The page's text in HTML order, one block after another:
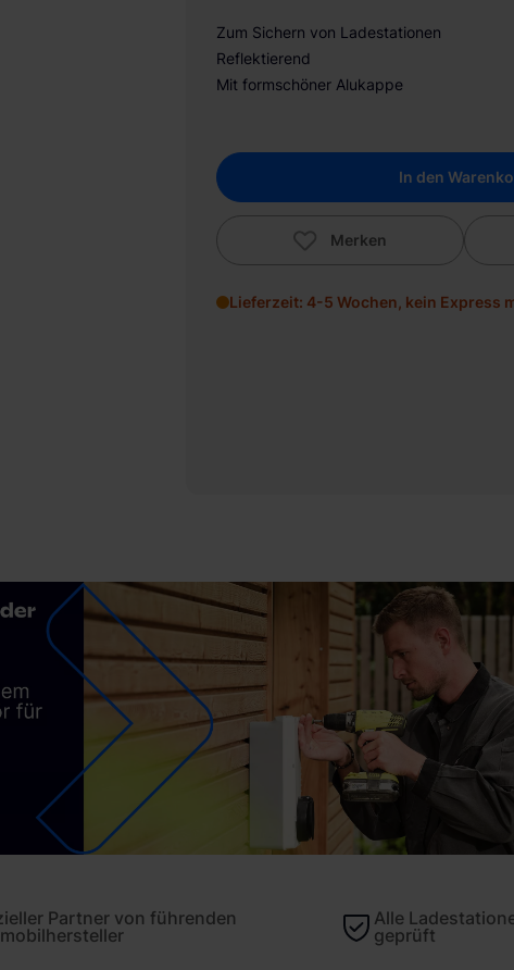
Zum Sichern von Ladestationen
Reflektierend
Mit formschöner Alukappe
In den
Merken
Lieferzeit: 4-5 Wochen, kein Express
Partner von führenden
Alle
geprüft